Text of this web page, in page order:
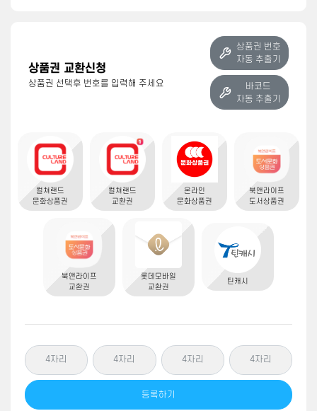
박**
롯데모바일 교환권 외 1건500,000원
입금완료
컬쳐랜드 문화상품권 외 2건
오**
입금완료
컬쳐랜드 문화상품권 외 3건
200,000원
박**
입금완료
상품권 교환신청
상품권 선택후 번호를 입력해 주세요
상품권 번호
자동 추출기
바코드
자동 추출기
컬쳐랜드
문화상품권
컬쳐랜드
교환권
온라인
문화상품권
북앤라이프
도서상품권
북앤라이프
교환권
롯데모바일
교환권
틴캐시
등록하기